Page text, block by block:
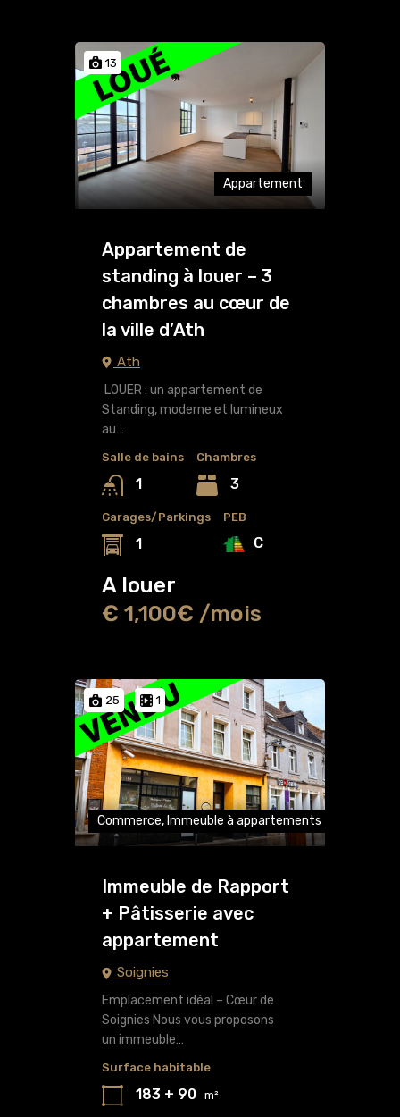
13
Appartement
Appartement de
standing à louer – 3
chambres au cœur de
la ville d’Ath
Ath
LOUER : un appartement de
Standing, moderne et lumineux
au…
Salle de bains
1
Chambres
3
Garages/Parkings
1
PEB
C
A louer
€ 1,100€ /mois
25 1
Commerce, Immeuble à appartements
Immeuble de Rapport
+ Pâtisserie avec
appartement
Soignies
Emplacement idéal – Cœur de
Soignies Nous vous proposons
un immeuble…
Surface habitable
183 + 90 m²